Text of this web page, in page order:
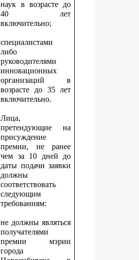
наук в возрасте до
40 лет
включительно;
специалистами
либо
руководителями
инновационных
организаций в
возрасте до 35 лет
включительно.
Лица,
претендующие на
присуждение
премии, не ранее
чем за 10 дней до
даты подачи заявки
должны
соответствовать
следующим
требованиям:
не должны являться
получателями
премии мэрии
города